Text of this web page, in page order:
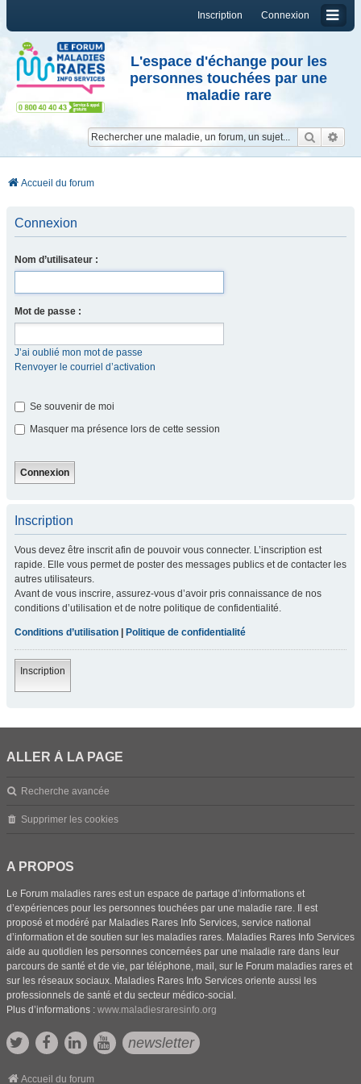
Connexion
Inscription
L'espace d'échange pour les
personnes touchées par une
maladie rare
Accueil du forum
Connexion
Nom d’utilisateur :
Mot de passe :
J’ai oublié mon mot de passe
Renvoyer le courriel d’activation
Se souvenir de moi
Masquer ma présence lors de cette session
Inscription
Vous devez être inscrit afin de pouvoir vous connecter. L’inscription est
rapide. Elle vous permet de poster des messages publics et de contacter les
autres utilisateurs.
Avant de vous inscrire, assurez-vous d’avoir pris connaissance de nos
conditions d’utilisation et de notre politique de confidentialité.
Conditions d’utilisation Politique de confidentialité
Inscription
ALLER À LA PAGE
Recherche avancée
Supprimer les cookies
A PROPOS
Le Forum maladies rares est un espace de partage d’informations et
d’expériences pour les personnes touchées par une maladie rare. Il est
proposé et modéré par Maladies Rares Info Services, service national
d’information et de soutien sur les maladies rares. Maladies Rares Info Services
aide au quotidien les personnes concernées par une maladie rare dans leur
parcours de santé et de vie, par téléphone, mail, sur le Forum maladies rares et
sur les réseaux sociaux. Maladies Rares Info Services oriente aussi les
professionnels de santé et du secteur médico-social.
Plus d’informations : www.maladiesraresinfo.org
newsletter
Accueil du forum